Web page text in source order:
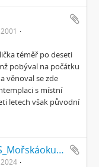
2001
téměř po deseti
pobýval na počátku
věnoval se zde
s místní
letech však původní
Lamecore_Meduza_VS_Mořskáokurka
2024